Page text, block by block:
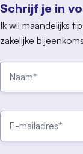
Schrijf je in
Ik wil maandelijks
zakelijke